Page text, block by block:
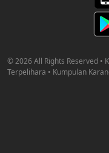
© 2026 All Rights Reserved •
Terpelihara • Kumpulan